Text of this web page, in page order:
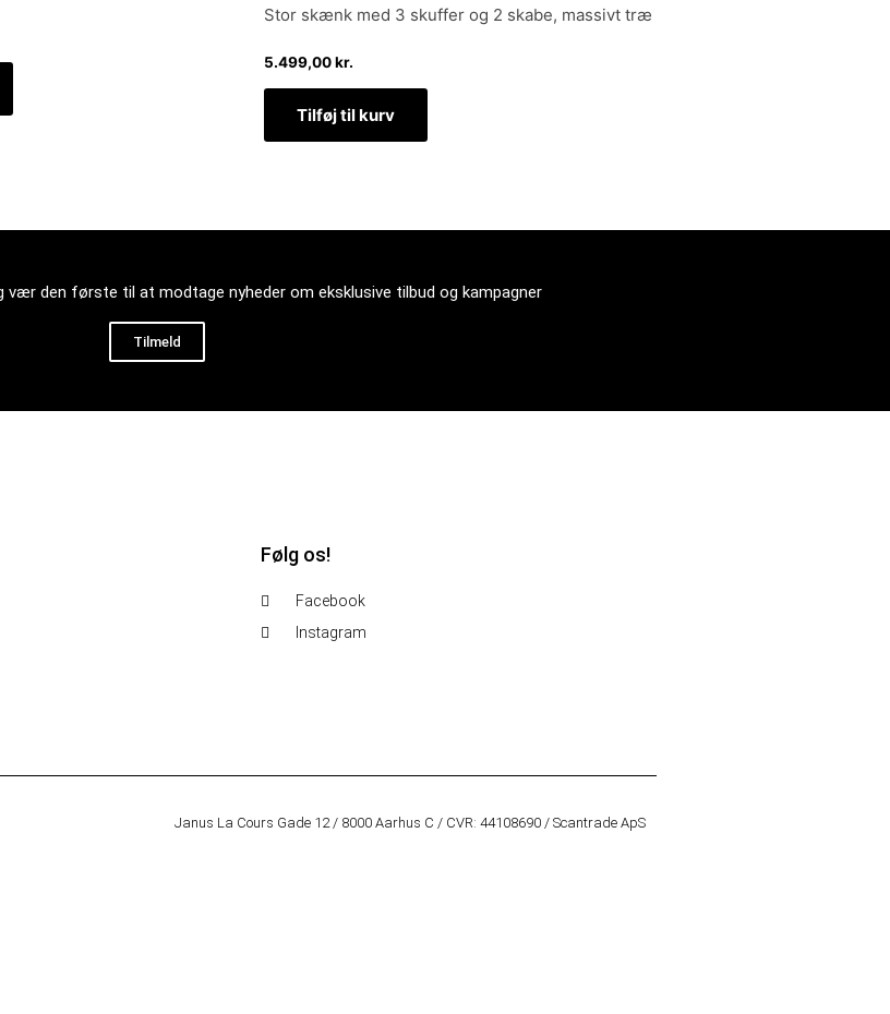
Stor skænk med 3 skuffer og 2 skabe, massivt træ
5.499,00kr.
Tilføj til kurv
vær den første til at modtage nyheder om eksklusive tilbud og kampagner
Tilmeld
Følg os!
Facebook
Instagram
Janus La Cours Gade 12 / 8000 Aarhus C / CVR: 44108690 / Scantrade ApS